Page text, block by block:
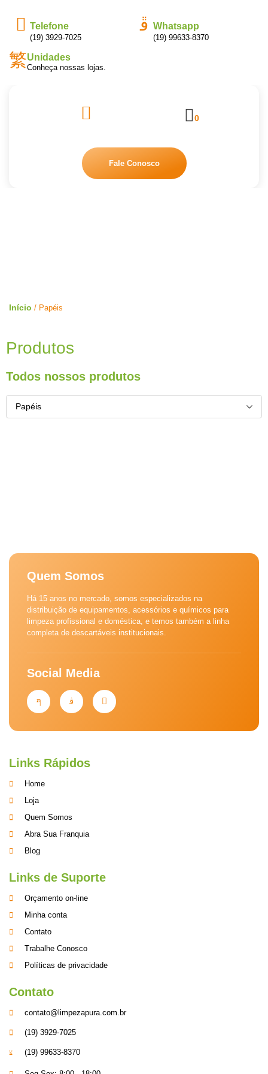
Telefone
(19) 3929-7025
Whatsapp
(19) 99633-8370
Unidades
Conheça nossas lojas.
0
Fale Conosco
Início / Papéis
Produtos
Todos nossos produtos
Papéis
Quem Somos
Há 15 anos no mercado, somos especializados na
distribuição de equipamentos, acessórios e químicos para
limpeza profissional e doméstica, e temos também a linha
completa de descartáveis institucionais.
Social Media
Links Rápidos
Home
Loja
Quem Somos
Abra Sua Franquia
Blog
Links de Suporte
Orçamento on-line
Minha conta
Contato
Trabalhe Conosco
Políticas de privacidade
Contato
contato@limpezapura.com.br
(19) 3929-7025
(19) 99633-8370